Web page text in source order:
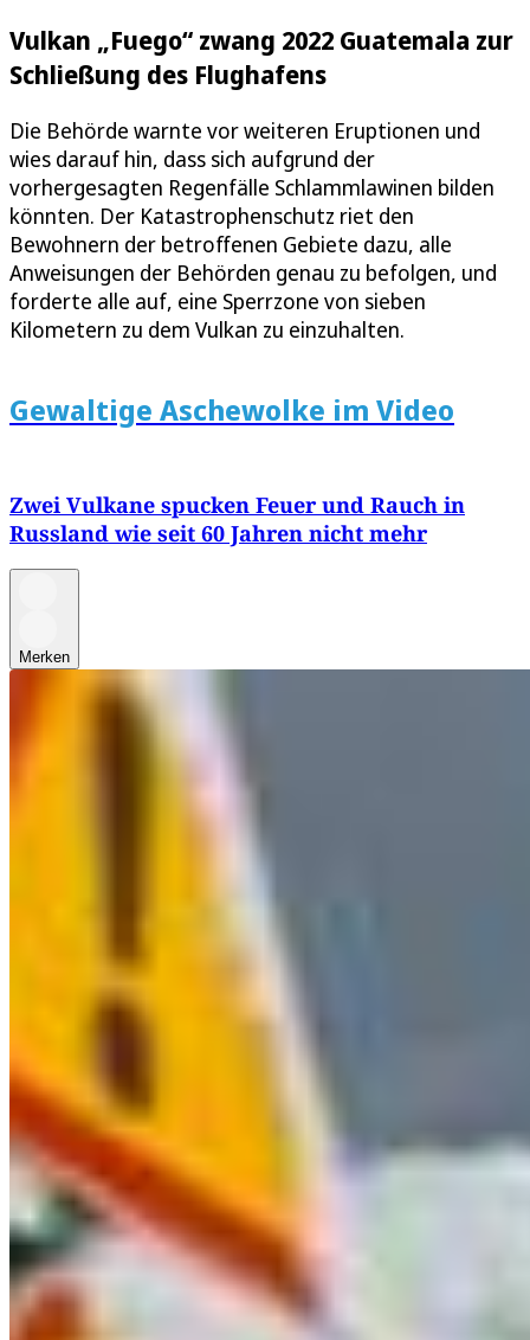
Vulkan „Fuego“ zwang 2022 Guatemala zur
Schließung des Flughafens
Die Behörde warnte vor weiteren Eruptionen und
wies darauf hin, dass sich aufgrund der
vorhergesagten Regenfälle Schlammlawinen bilden
könnten. Der Katastrophenschutz riet den
Bewohnern der betroffenen Gebiete dazu, alle
Anweisungen der Behörden genau zu befolgen, und
forderte alle auf, eine Sperrzone von sieben
Kilometern zu dem Vulkan zu einzuhalten.
Gewaltige Aschewolke im Video
Zwei Vulkane spucken Feuer und Rauch in
Russland wie seit 60 Jahren nicht mehr
Merken